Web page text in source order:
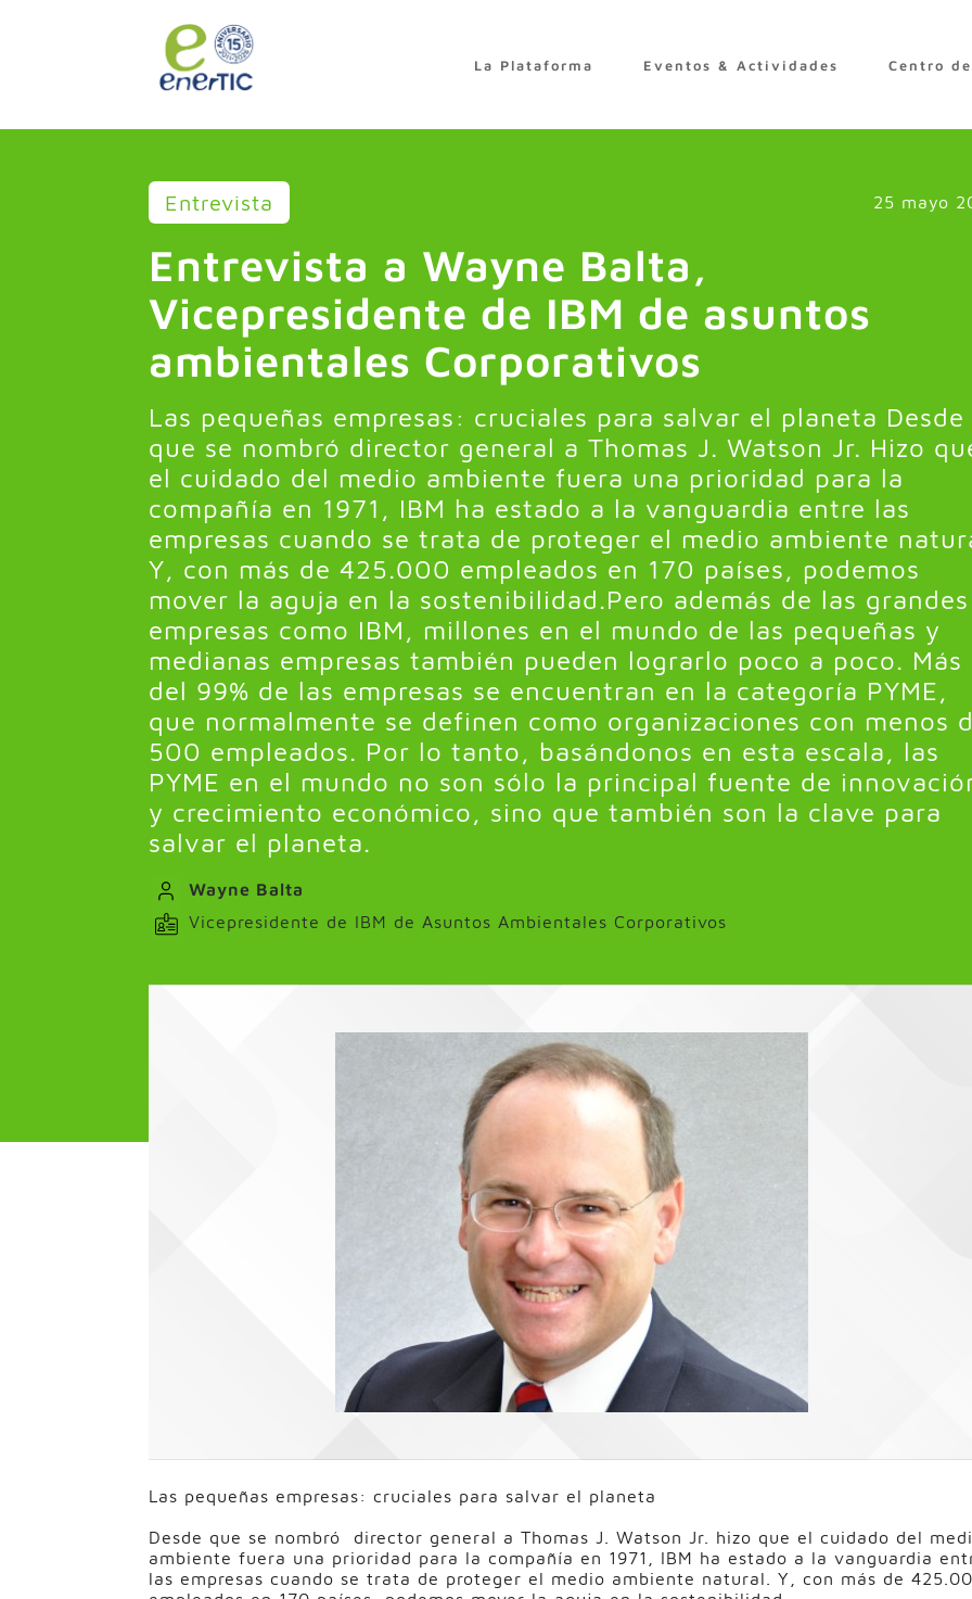
La Plataforma Eventos & Actividades Centro
Entrevista 25 mayo
Entrevista a Wayne Balta,
Vicepresidente de IBM de asuntos
ambientales Corporativos
Las pequeñas empresas: cruciales para salvar el planeta Desde
que se nombró director general a Thomas J. Watson Jr. Hizo
el cuidado del medio ambiente fuera una prioridad para la
compañía en 1971, IBM ha estado a la vanguardia entre las
empresas cuando se trata de proteger el medio ambiente
Y, con más de 425.000 empleados en 170 países, podemos
mover la aguja en la sostenibilidad.Pero además de las grandes
empresas como IBM, millones en el mundo de las pequeñas y
medianas empresas también pueden lograrlo poco a poco. Más
del 99% de las empresas se encuentran en la categoría PYME,
que normalmente se definen como organizaciones con menos
500 empleados. Por lo tanto, basándonos en esta escala, las
PYME en el mundo no son sólo la principal fuente de
y crecimiento económico, sino que también son la clave para
salvar el planeta.
Wayne Balta
Vicepresidente de IBM de Asuntos Ambientales Corporativos
Las pequeñas empresas: cruciales para salvar el planeta
Desde que se nombró director general a Thomas J. Watson Jr. hizo que el cuidado del
ambiente fuera una prioridad para la compañía en 1971, IBM ha estado a la vanguardia
las empresas cuando se trata de proteger el medio ambiente natural. Y, con más de